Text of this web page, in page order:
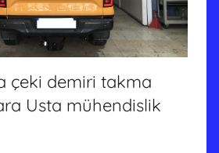
çeki demiri takma
Usta mühendislik